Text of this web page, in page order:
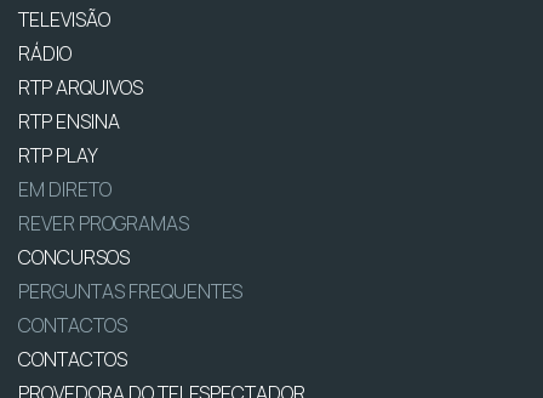
TELEVISÃO
RÁDIO
RTP ARQUIVOS
RTP ENSINA
RTP PLAY
EM DIRETO
REVER PROGRAMAS
CONCURSOS
PERGUNTAS FREQUENTES
CONTACTOS
CONTACTOS
PROVEDORA DO TELESPECTADOR